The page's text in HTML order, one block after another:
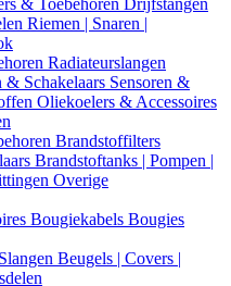
& Toebehoren Drijfstangen
Riemen | Snaren |
Radiateurslangen
& Schakelaars Sensoren &
Oliekoelers & Accessoires
Brandstoffilters
Brandstoftanks | Pompen |
Overige
Bougiekabels Bougies
Beugels | Covers |